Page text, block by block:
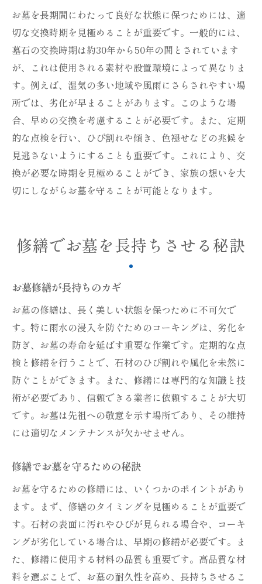
お墓を長期間にわたって良好な状態に保つためには、適
切な交換時期を見極めることが重要です。一般的には、
墓石の交換時期は約30年から50年の間とされています
が、これは使用される素材や設置環境によって異なりま
す。例えば、湿気の多い地域や風雨にさらされやすい場
所では、劣化が早まることがあります。このような場
合、早めの交換を考慮することが必要です。また、定期
的な点検を行い、ひび割れや傾き、色褪せなどの兆候を
見逃さないようにすることも重要です。これにより、交
換が必要な時期を見極めることができ、家族の想いを大
切にしながらお墓を守ることが可能となります。
修繕でお墓を長持ちさせる秘訣
お墓修繕が長持ちのカギ
お墓の修繕は、長く美しい状態を保つために不可欠で
す。特に雨水の浸入を防ぐためのコーキングは、劣化を
防ぎ、お墓の寿命を延ばす重要な作業です。定期的な点
検と修繕を行うことで、石材のひび割れや風化を未然に
防ぐことができます。また、修繕には専門的な知識と技
術が必要であり、信頼できる業者に依頼することが大切
です。お墓は先祖への敬意を示す場所であり、その維持
には適切なメンテナンスが欠かせません。
修繕でお墓を守るための秘訣
お墓を守るための修繕には、いくつかのポイントがあり
ます。まず、修繕のタイミングを見極めることが重要で
す。石材の表面に汚れやひびが見られる場合や、コーキ
ングが劣化している場合は、早期の修繕が必要です。ま
た、修繕に使用する材料の品質も重要です。高品質な材
料を選ぶことで、お墓の耐久性を高め、長持ちさせるこ